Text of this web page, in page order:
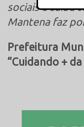
sociais e saiba
Mantena faz
Prefeitura
“Cuidando +